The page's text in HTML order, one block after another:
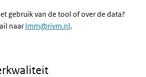
gebruik van de tool of over de data?
naar lmm@rivm.nl.